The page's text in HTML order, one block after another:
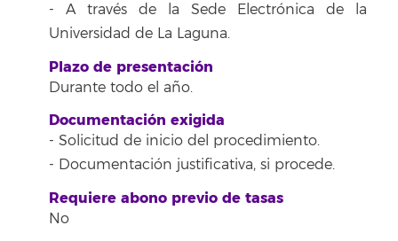
- A través de la Sede Electrónica de la
Universidad de La Laguna.
Plazo de presentación
Durante todo el año.
Documentación exigida
- Solicitud de inicio del procedimiento.
- Documentación justificativa, si procede.
Requiere abono previo de tasas
No